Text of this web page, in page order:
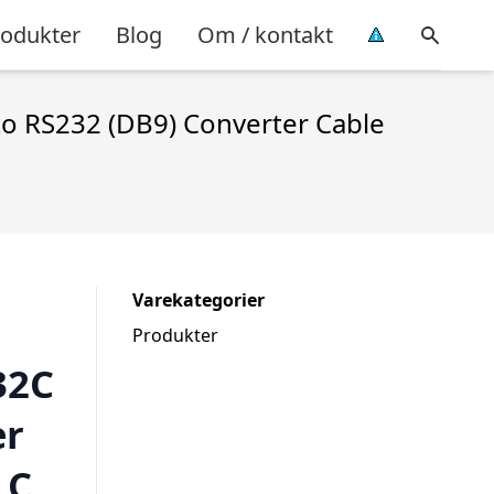
Blog Om / kontakt
RS232 (DB9) Converter Cable
Varekategorier
Produkter